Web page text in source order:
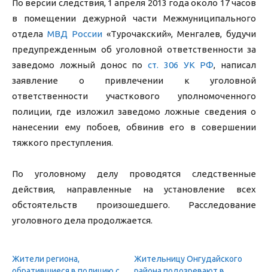
По версии следствия, 1 апреля 2013 года около 17 часов
в помещении дежурной части Межмуниципального
отдела МВД России «Турочакский», Менгалев, будучи
предупрежденным об уголовной ответственности за
заведомо ложный донос по ст. 306 УК РФ, написал
заявление о привлечении к уголовной
ответственности участкового уполномоченного
полиции, где изложил заведомо ложные сведения о
нанесении ему побоев, обвинив его в совершении
тяжкого преступления.
По уголовному делу проводятся следственные
действия, направленные на установление всех
обстоятельств произошедшего. Расследование
уголовного дела продолжается.
Жители региона,
Жительницу Онгудайского